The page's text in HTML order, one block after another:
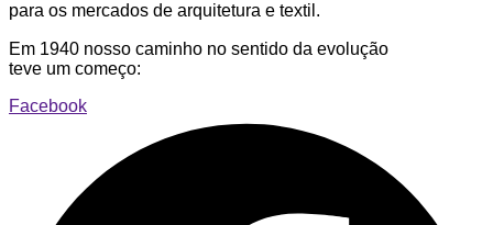
para os mercados de arquitetura e textil.
Em 1940 nosso caminho no sentido da evolução
teve um começo:
Facebook